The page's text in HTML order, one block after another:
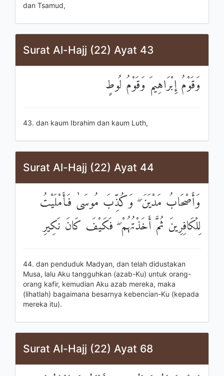
dan Tsamud,
Surat Al-Hajj (22) Ayat 43
وَقَوْمُ إِبْرَاهِيمَ وَقَوْمُ لُوطٍ
43. dan kaum Ibrahim dan kaum Luth,
Surat Al-Hajj (22) Ayat 44
وَأَصْحَابُ مَدْيَنَ ۖ وَكُذِّبَ مُوسَىٰ فَأَمْلَيْتُ
لِلْكَافِرِينَ ثُمَّ أَخَذْتُهُمْ ۖ فَكَيْفَ كَانَ نَكِيرِ
44. dan penduduk Madyan, dan telah didustakan
Musa, lalu Aku tangguhkan (azab-Ku) untuk orang-
orang kafir, kemudian Aku azab mereka, maka
(lihatlah) bagaimana besarnya kebencian-Ku (kepada
mereka itu).
Surat Al-Hajj (22) Ayat 68